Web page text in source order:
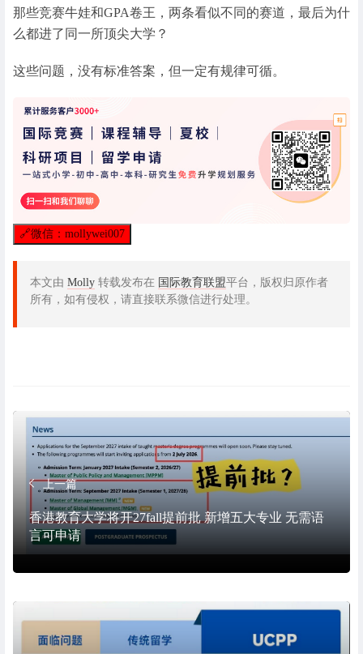
那些竞赛牛娃和GPA卷王，两条看似不同的赛道，最后为什
么都进了同一所顶尖大学？
这些问题，没有标准答案，但一定有规律可循。
🔗微信：mollywei007
本文由 Molly 转载发布在 国际教育联盟平台，版权归原作者
所有，如有侵权，请直接联系微信进行处理。
上一篇
香港教育大学将开27fall提前批 新增五大专业 无需语
言可申请